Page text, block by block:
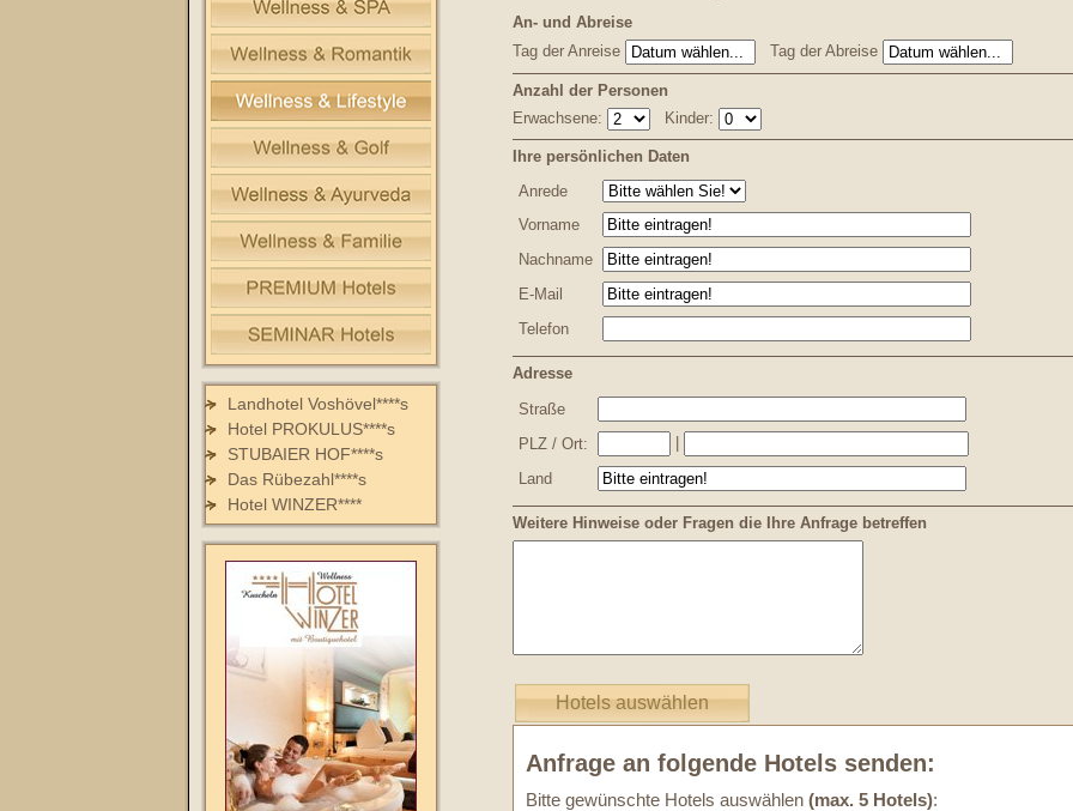
Landhotel Voshövel****s
Hotel PROKULUS****s
STUBAIER HOF****s
Das Rübezahl****s
Hotel WINZER****
An- und Abreise
Tag der Anreise
Tag der Abreise
Anzahl der Personen
Erwachsene:
Kinder:
Ihre persönlichen Daten
Anrede
Vorname
Nachname
E-Mail
Telefon
Adresse
Straße
PLZ / Ort:
Land
Weitere Hinweise oder Fragen die Ihre Anfrage betreffen
Anfrage an folgende Hotels senden:
Bitte gewünschte Hotels auswählen (max. 5 Hotels):